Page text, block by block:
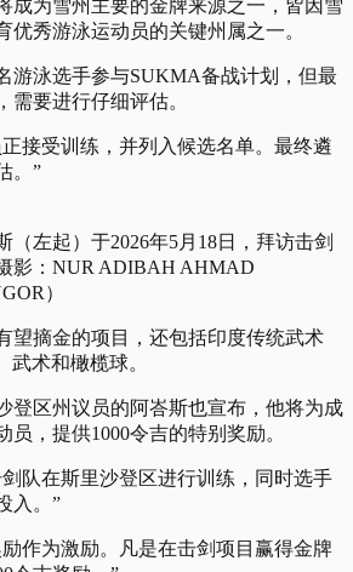
成为雪州主要的金牌来源之一，皆因雪
优秀游泳运动员的关键州属之一。
游泳选手参与SUKMA备战计划，但最
需要进行仔细评估。
接受训练，并列入候选名单。最终遴
。”
（左起）于2026年5月18日，拜访击剑
影：NUR ADIBAH AHMAD
）
望摘金的项目，还包括印度传统武术
武术和橄榄球。
登区州议员的阿峇斯也宣布，他将为成
员，提供1000令吉的特别奖励。
队在斯里沙登区进行训练，同时选手
入。”
作为激励。凡是在击剑项目赢得金牌